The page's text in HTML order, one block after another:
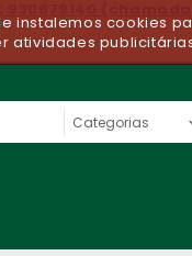
instalemos cookies
atividades